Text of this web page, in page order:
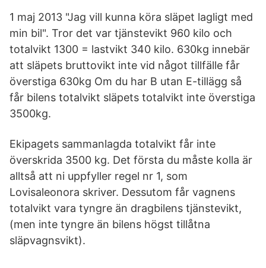
1 maj 2013 "Jag vill kunna köra släpet lagligt med
min bil". Tror det var tjänstevikt 960 kilo och
totalvikt 1300 = lastvikt 340 kilo. 630kg innebär
att släpets bruttovikt inte vid något tillfälle får
överstiga 630kg Om du har B utan E-tillägg så
får bilens totalvikt släpets totalvikt inte överstiga
3500kg.
Ekipagets sammanlagda totalvikt får inte
överskrida 3500 kg. Det första du måste kolla är
alltså att ni uppfyller regel nr 1, som
Lovisaleonora skriver. Dessutom får vagnens
totalvikt vara tyngre än dragbilens tjänstevikt,
(men inte tyngre än bilens högst tillåtna
släpvagnsvikt).